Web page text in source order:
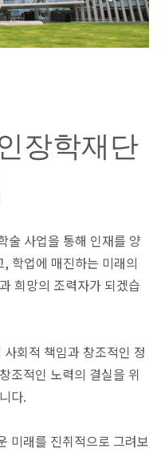
장학재단
술 사업을 통해 인재를 양
학업에 매진하는 미래의
희망의 조력자가 되겠습
회적 책임과 창조적인 정
조적인 노력의 결실을 위
다.
미래를 진취적으로 그려보